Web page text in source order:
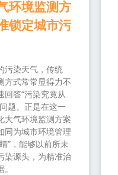
环境监测方
锁定城市污
污染天气，传统
方式常常显得力不
回答“污染究竟从
题。正是在这一
大气环境监测方案
同为城市环境管理
”，能够以前所未
染源头，为精准治